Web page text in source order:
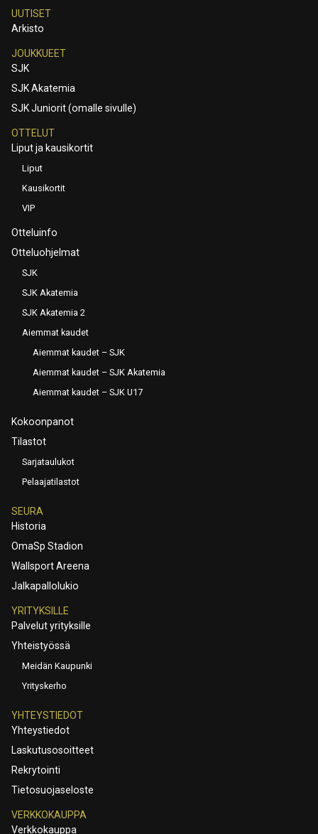
UUTISET
Arkisto
JOUKKUEET
SJK
SJK Akatemia
SJK Juniorit (omalle sivulle)
OTTELUT
Liput ja kausikortit
Liput
Kausikortit
VIP
Otteluinfo
Otteluohjelmat
SJK
SJK Akatemia
SJK Akatemia 2
Aiemmat kaudet
Aiemmat kaudet – SJK
Aiemmat kaudet – SJK Akatemia
Aiemmat kaudet – SJK U17
Kokoonpanot
Tilastot
Sarjataulukot
Pelaajatilastot
SEURA
Historia
OmaSp Stadion
Wallsport Areena
Jalkapallolukio
YRITYKSILLE
Palvelut yrityksille
Yhteistyössä
Meidän Kaupunki
Yrityskerho
YHTEYSTIEDOT
Yhteystiedot
Laskutusosoitteet
Rekrytointi
Tietosuojaseloste
VERKKOKAUPPA
Verkkokauppa